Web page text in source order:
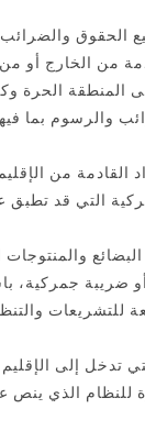
والضرائب
من الخارج أو
المنطقة الحرة
والرسوم بما
القادمة من
التي قد تطبق
ضريبة جمركية،
للتشريعات
تدخل إلى
للنظام الذي ينص